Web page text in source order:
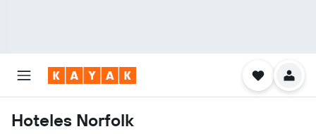
Hoteles Norfolk